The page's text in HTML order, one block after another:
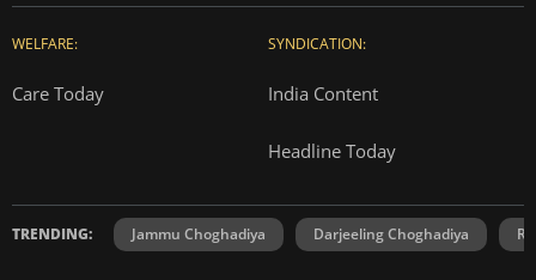
WELFARE:
Care Today
SYNDICATION:
India Content
Headline Today
TRENDING: Jammu Choghadiya Darjeeling Choghadiya